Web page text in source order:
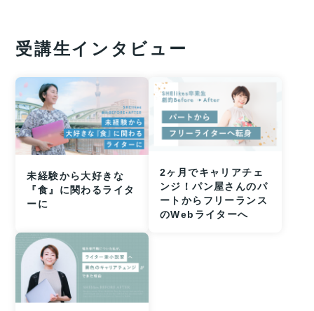
受講生インタビュー
未経験から大好きな
『食』に関わるライタ
ーに
2ヶ月でキャリアチェ
ンジ！パン屋さんのパ
ートからフリーランス
のWebライターへ